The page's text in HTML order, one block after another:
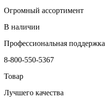
Огромный ассортимент
В наличии
Профессиональная поддержка
8-800-550-5367
Товар
Лучшего качества